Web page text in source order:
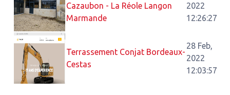
Cazaubon - La Réole Langon
Marmande
2022
12:26:27
Terrassement Conjat Bordeaux-
Cestas
28 Feb,
2022
12:03:57